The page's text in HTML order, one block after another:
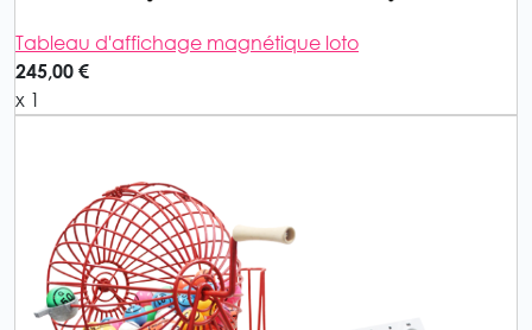
Tableau d'affichage magnétique loto
245,00 €
x 1